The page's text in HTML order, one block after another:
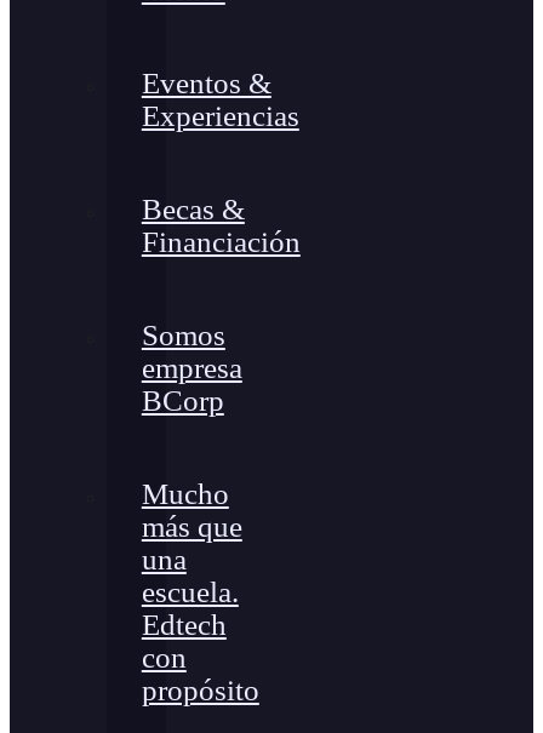
Eventos &
Experiencias
Becas &
Financiación
Somos
empresa
BCorp
Mucho
más que
una
escuela.
Edtech
con
propósito